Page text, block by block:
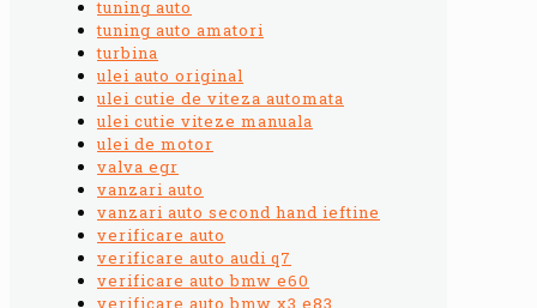
tuning auto
tuning auto amatori
turbina
ulei auto original
ulei cutie de viteza automata
ulei cutie viteze manuala
ulei de motor
valva egr
vanzari auto
vanzari auto second hand ieftine
verificare auto
verificare auto audi q7
verificare auto bmw e60
verificare auto bmw x3 e83